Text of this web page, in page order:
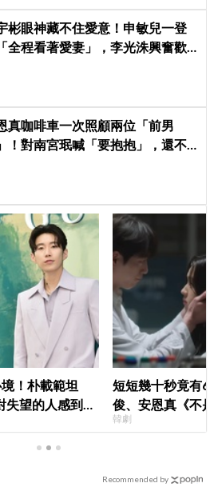
彬眼神藏不住愛意！申敏兒一登
全程看著愛妻」，李光洙興奮歡
真咖啡車一次照顧兩位「前男
！對南宮珉喊「要抱抱」，還不
！朴載範坦
望的人感到抱
原因
短短幾十秒竟有6
俊、安恩真《不
公開，網友直呼
韓劇
Recommended by